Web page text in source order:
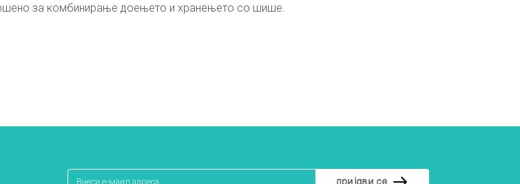
за комбинирање доењето и хранењето со шише.